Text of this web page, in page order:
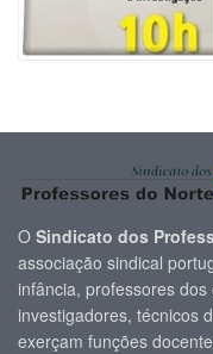
O Sindicato dos
associação sindical
infância, professores
investigadores, técnicos
exerçam funções